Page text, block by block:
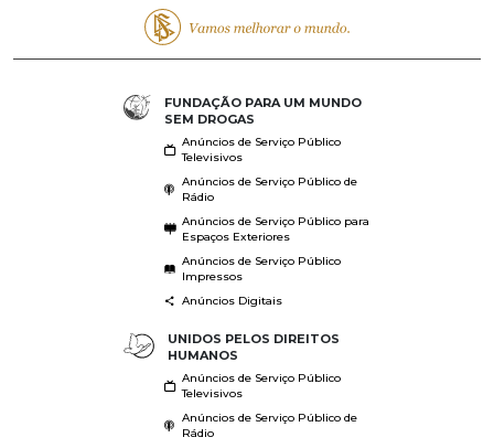
FUNDAÇÃO PARA UM MUNDO
SEM DROGAS
Anúncios de Serviço Público
Televisivos
Anúncios de Serviço Público de
Rádio
Anúncios de Serviço Público para
Espaços Exteriores
Anúncios de Serviço Público
Impressos
Anúncios Digitais
UNIDOS PELOS DIREITOS
HUMANOS
Anúncios de Serviço Público
Televisivos
Anúncios de Serviço Público de
Rádio